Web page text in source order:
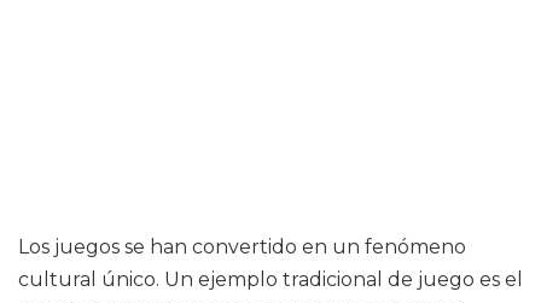
Los juegos se han convertido en un fenómeno
cultural único. Un ejemplo tradicional de juego es el